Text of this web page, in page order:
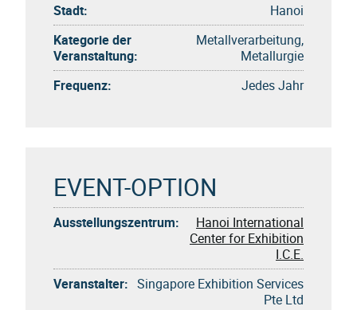
Stadt:
Hanoi
Kategorie der
Veranstaltung:
Metallverarbeitung,
Metallurgie
Frequenz:
Jedes Jahr
EVENT-OPTION
Ausstellungszentrum:
Hanoi International
Center for Exhibition
I.C.E.
Veranstalter: Singapore Exhibition Services
Pte Ltd